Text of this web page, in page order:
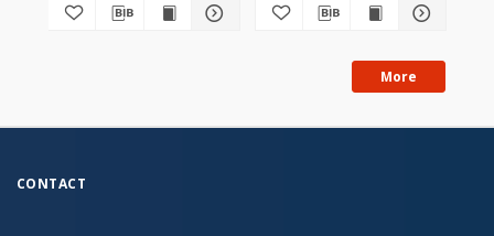
urban agglomerations
in the socio-economic
More
CONTACT